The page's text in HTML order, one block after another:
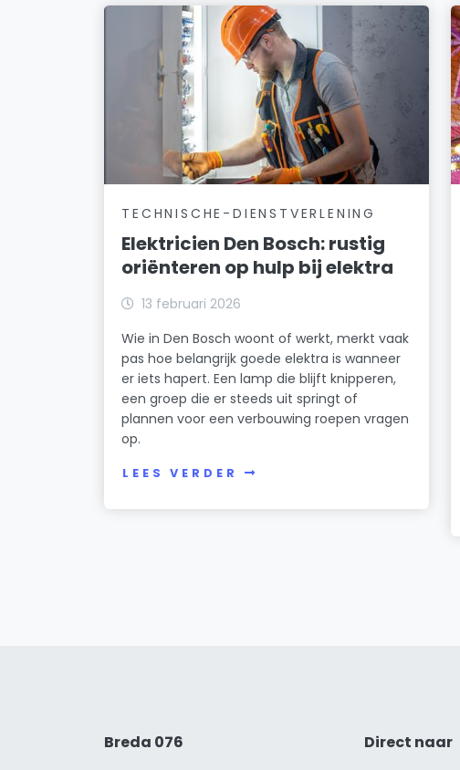
TECHNISCHE-DIENSTVERLENING
Elektricien Den Bosch: rustig
oriënteren op hulp bij elektra
13 februari 2026
Wie in Den Bosch woont of werkt, merkt vaak
pas hoe belangrijk goede elektra is wanneer
er iets hapert. Een lamp die blijft knipperen,
een groep die er steeds uit springt of
plannen voor een verbouwing roepen vragen
op.
LEES VERDER
Breda 076
Direct naar